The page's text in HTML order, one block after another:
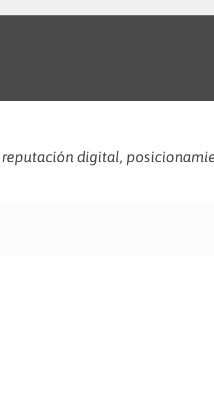
reputación digital,